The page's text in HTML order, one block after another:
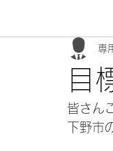
目
専
皆さん
下野市